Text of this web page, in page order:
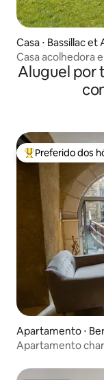
Casa ⋅ Bassillac
Casa acolhedora
Aluguel por
Entre os
Preferido dos
Apartamento ⋅
Apartamento